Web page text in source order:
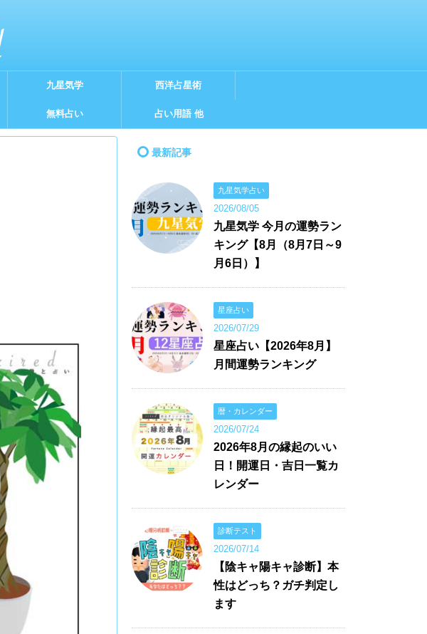
九星気学 西洋占星術
無料占い 占い用語 他
最新記事
九星気学占い
2026/08/05
九星気学 今月の運勢ラン
キング【8月（8月7日～9
月6日）】
星座占い
2026/07/29
星座占い【2026年8月】
月間運勢ランキング
暦・カレンダー
2026/07/24
2026年8月の縁起のいい
日！開運日・吉日一覧カ
レンダー
診断テスト
2026/07/14
【陰キャ陽キャ診断】本
性はどっち？ガチ判定し
ます